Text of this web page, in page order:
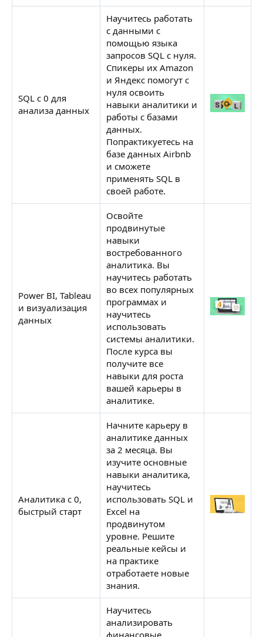
SQL с 0 для
анализа данных
Научитесь работать
с данными с
помощью языка
запросов SQL с нуля.
Спикеры их Amazon
и Яндекс помогут с
нуля освоить
навыки аналитики и
работы с базами
данных.
Попрактикуетесь на
базе данных Airbnb
и сможете
применять SQL в
своей работе.
Power BI, Tableau
и визуализация
данных
Освойте
продвинутые
навыки
востребованного
аналитика. Вы
научитесь работать
во всех популярных
программах и
научитесь
использовать
системы аналитики.
После курса вы
получите все
навыки для роста
вашей карьеры в
аналитике.
Аналитика с 0,
быстрый старт
Начните карьеру в
аналитике данных
за 2 месяца. Вы
изучите основные
навыки аналитика,
научитесь
использовать SQL и
Excel на
продвинутом
уровне. Решите
реальные кейсы и
на практике
отработаете новые
знания.
Научитесь
анализировать
финансовые